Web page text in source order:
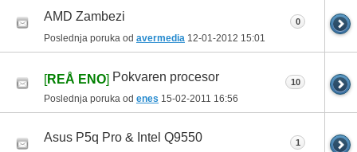
AMD Zambezi
Poslednja poruka od avermedia 12-01-2012 15:01
0
[REÅ ENO] Pokvaren procesor
Poslednja poruka od enes 15-02-2011 16:56
10
Asus P5q Pro & Intel Q9550 1